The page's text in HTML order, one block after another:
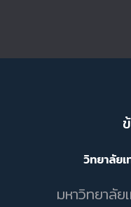
วิทยาลัย
มหาวิทยาลัย